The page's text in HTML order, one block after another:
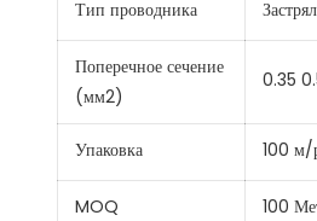
Тип проводника Застрял
Поперечное сечение
(мм2)
0.35
Упаковка 100 м/
MOQ 100